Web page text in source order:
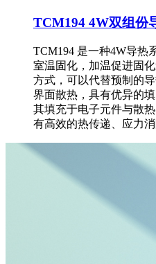
TCM194 4W双组份
TCM194 是一种4W导热
室温固化，加温促进固
方式，可以代替预制的
界面散热，具有优异的
其填充于电子元件与散
有高效的热传递、应力消